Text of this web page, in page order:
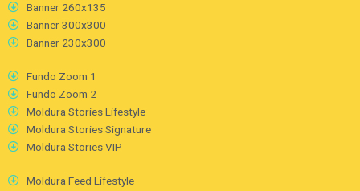
Banner 260x135
Banner 300x300
Banner 230x300
Fundo Zoom 1
Fundo Zoom 2
Moldura Stories Lifestyle
Moldura Stories Signature
Moldura Stories VIP
Moldura Feed Lifestyle